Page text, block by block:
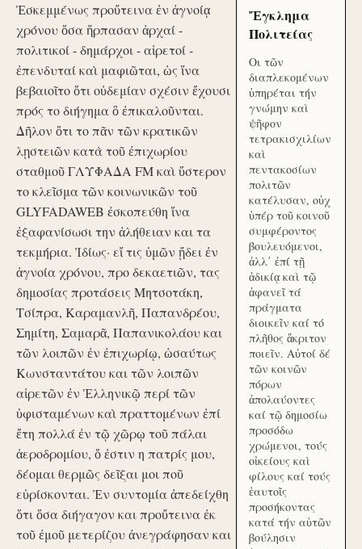
Ἐσκεμμένως προὔτεινα ἐν ἀγνοίᾳ
χρόνου ὅσα ἥρπασαν ἀρχαί -
πολιτικοί - δημάρχοι - αἱρετοί -
ἐπενδυταί καὶ μαφιῶται, ὡς ἵνα
βεβαιοῖτο ὅτι οὐδεμίαν σχέσιν ἔχουσι
πρός το διήγημα ὃ ἐπικαλοῦνται.
Δῆλον ὅτι το πᾶν τῶν κρατικῶν
λῃστειῶν κατὰ τοῦ ἐπιχωρίου
σταθμοῦ ΓΛΥΦΑΔΑ FM καὶ ὕστερον
το κλεῖσμα τῶν κοινωνικῶν τοῦ
GLYFADAWEB ἐσκοπεύθη ἵνα
ἐξαφανίσωσι την ἀλήθειαν και τα
τεκμήρια. Ἰδίως· εἴ τις ὑμῶν ᾔδει ἐν
ἀγνοία χρόνου, προ δεκαετιῶν, τας
δημοσίας προτάσεις Μητσοτάκη,
Τσίπρα, Καραμανλῆ, Παπανδρέου,
Σημίτη, Σαμαρᾶ, Παπανικολάου και
τῶν λοιπῶν ἐν ἐπιχωρίῳ, ὡσαύτως
Κωνσταντάτου και τῶν λοιπῶν
αἱρετῶν ἐν Ἑλληνικῷ περί τῶν
ὑφισταμένων καὶ πραττομένων ἐπί
ἔτη πολλά ἐν τῷ χῶρῳ τοῦ πάλαι
ἀεροδρομίου, ὅ ἐστιν η πατρίς μου,
δέομαι θερμῶς δεῖξαι μοι ποῦ
εὑρίσκονται. Ἐν συντομία ἀπεδείχθη
ὅτι ὅσα διήγαγον και προὔτεινα ἐκ
τοῦ ἐμοῦ μετερίζου ἀνεγράφησαν και
Ἔγκλημα
Πολιτείας
Οι τῶν
διαπλεκομένων
ὑπηρέται τήν
γνώμην καὶ
ψῆφον
τετρακισχιλίων
καὶ
πεντακοσίων
πολιτῶν
κατέλυσαν, οὐχ
ὑπέρ τοῦ κοινοῦ
συμφέροντος
βουλευόμενοι,
ἀλλ᾽ ἐπί τῇ
ἀδικίᾳ καὶ τῷ
ἀφανεῖ τά
πράγματα
διοικεῖν καί τό
πλῆθος ἄκριτον
ποιεῖν. Αὐτοί δέ
τῶν κοινῶν
πόρων
ἀπολαύοντες
καί τῷ δημοσίω
προσόδω
χρώμενοι, τούς
οἰκείους καὶ
φίλους καί τούς
ἑαυτοῖς
προσήκοντας
κατά τήν αὑτῶν
βούλησιν